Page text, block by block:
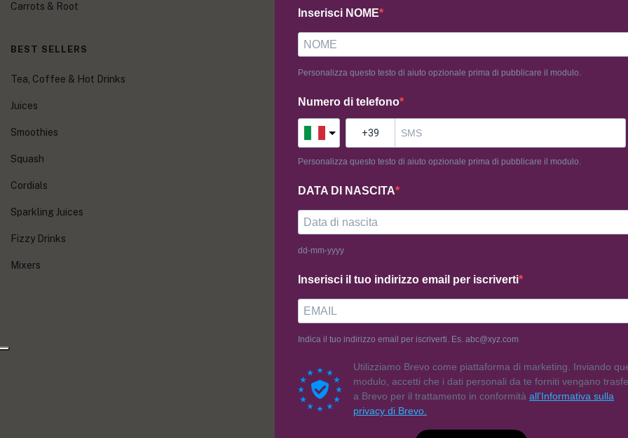
Inserisci NOME
Personalizza questo testo di aiuto opzionale prima di pubblicare il modulo.
Numero di telefono
Personalizza questo testo di aiuto opzionale prima di pubblicare il modulo.
DATA DI NASCITA
dd-mm-yyyy
Inserisci il tuo indirizzo email per iscriverti
Indica il tuo indirizzo email per iscriverti. Es. abc@xyz.com
Utilizziamo Brevo come piattaforma di marketing. Inviando
modulo, accetti che i dati personali da te forniti vengano
a Brevo per il trattamento in conformità all'Informativa sulla
privacy di Brevo.
Carrots & Root
BEST SELLERS
Tea, Coffee & Hot Drinks
Juices
Smoothies
Squash
Cordials
Sparkling Juices
Fizzy Drinks
Mixers